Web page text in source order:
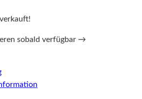
sobald verfügbar →